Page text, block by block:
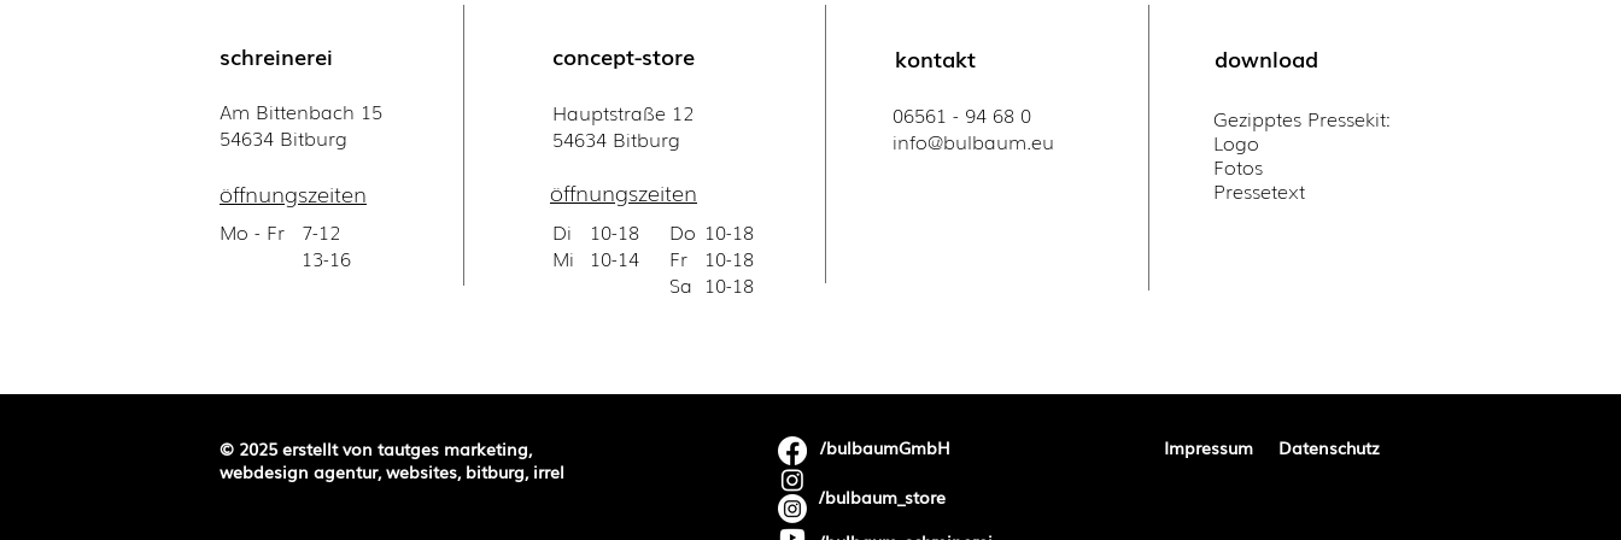
concept-store
Hauptstraße 12
54634 Bitburg
öffnungszeiten
schreinerei
öffnungszeiten
kontakt
06561 - 94 68 0
​info@bulbaum.eu
download
Gezipptes Pressekit:
Logo
Fotos
Pressetext
Am Bittenbach 15
54634 Bitburg
Mo - Fr
7-12
13-16
Di
Mi
10-18
10-14
Do
Fr
Sa
10-18
10-18
10-18
© 2025 erstellt von tautges marketing,
webdesign agentur, websites, bitburg, irrel
/bulbaumGmbH
/bulbaum_store
Impressum Datenschutz